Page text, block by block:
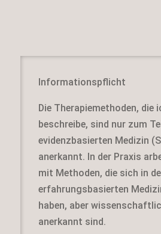
Informationspflicht
Die Therapiemethoden, die
beschreibe, sind nur zum
evidenzbasierten Medizin
anerkannt. In der Praxis
mit Methoden, die sich in
erfahrungsbasierten
haben, aber
anerkannt sind.